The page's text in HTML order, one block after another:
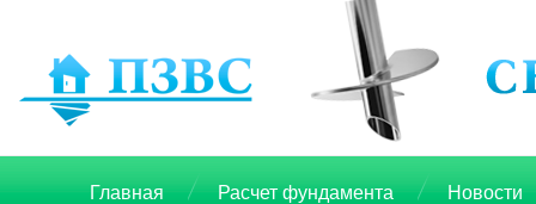
Главная Расчет фундамента Новости